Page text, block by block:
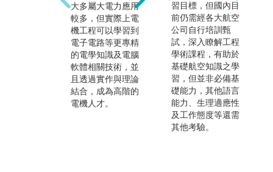
大多屬大電力應用
較多，但實際上電
機工程可以學習到
電子電路等更專精
的電學知識及電腦
軟體相關技術，並
且透過實作與理論
結合，成為高階的
電機人才。
能、電源轉換器、
APP應用、無線通
訊等領域，學習方
面並不分男女。近
年來，女生念電機
學類的人數不斷成
長，且表現也相當
傑出。
習目標，但國內目
前仍需經各大航空
公司自行培訓甄
試，深入瞭解工程
學術課程，有助於
基礎航空知識之學
習，但並非必備基
礎能力，其他語言
能力、生理適應性
及工作態度等還需
其他考驗。